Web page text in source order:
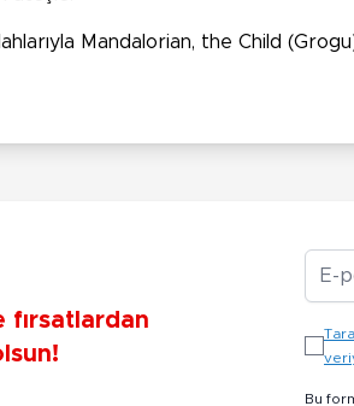
Mandalorian, the Child
fırsatlardan
Bu